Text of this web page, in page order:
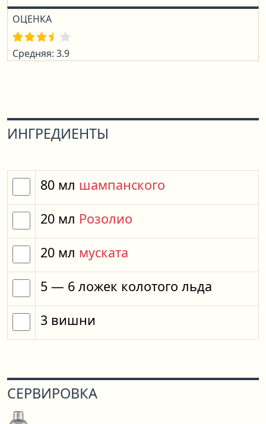
ОЦЕНКА
Средняя: 3.9
ИНГРЕДИЕНТЫ
80 мл шампанского
20 мл Розолио
20 мл муската
5 — 6 ложек колотого льда
3 вишни
СЕРВИРОВКА